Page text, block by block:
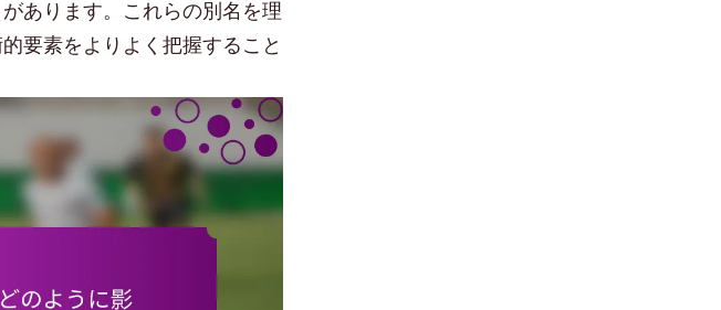
あります。これらの別名を理
要素をよりよく把握すること